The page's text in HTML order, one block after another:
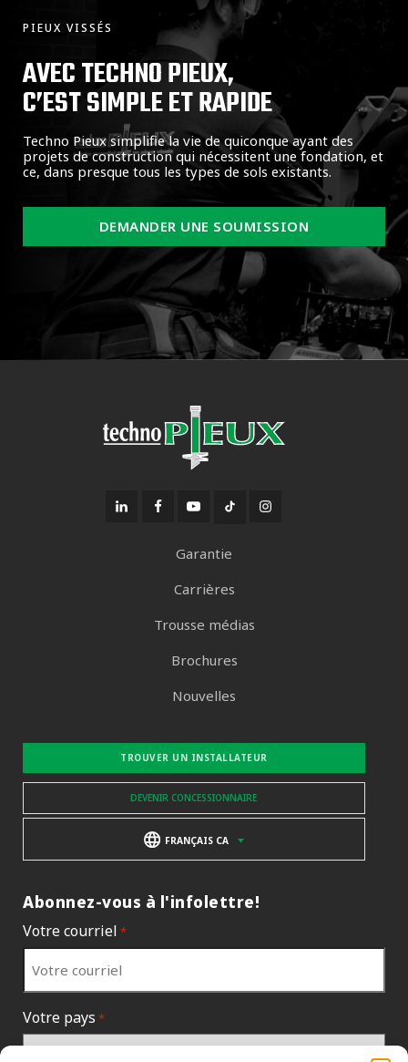
PIEUX VISSÉS
AVEC TECHNO PIEUX,
C’EST SIMPLE ET RAPIDE
Techno Pieux simplifie la vie de quiconque ayant des
projets de construction qui nécessitent une fondation, et
ce, dans presque tous les types de sols existants.
DEMANDER UNE SOUMISSION
Garantie
Carrières
Trousse médias
Brochures
Nouvelles
TROUVER UN INSTALLATEUR
DEVENIR CONCESSIONNAIRE
FRANÇAIS CA
Abonnez-vous à l'infolettre!
Votre courriel *
Votre pays *